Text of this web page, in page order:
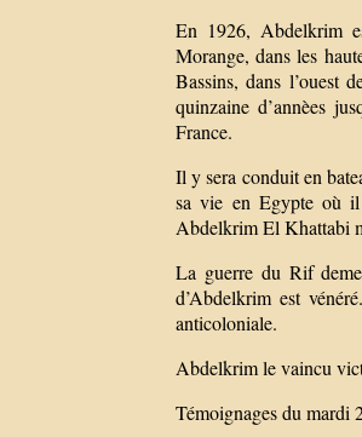
En 1926, Abdelkrim
Morange, dans les
Bassins, dans l’ouest
quinzaine d’annèes
France.
Il y sera conduit en
sa vie en Egypte où
Abdelkrim El Khattabi
La guerre du Rif
d’Abdelkrim est
anticoloniale.
Abdelkrim le vaincu
Témoignages du mardi